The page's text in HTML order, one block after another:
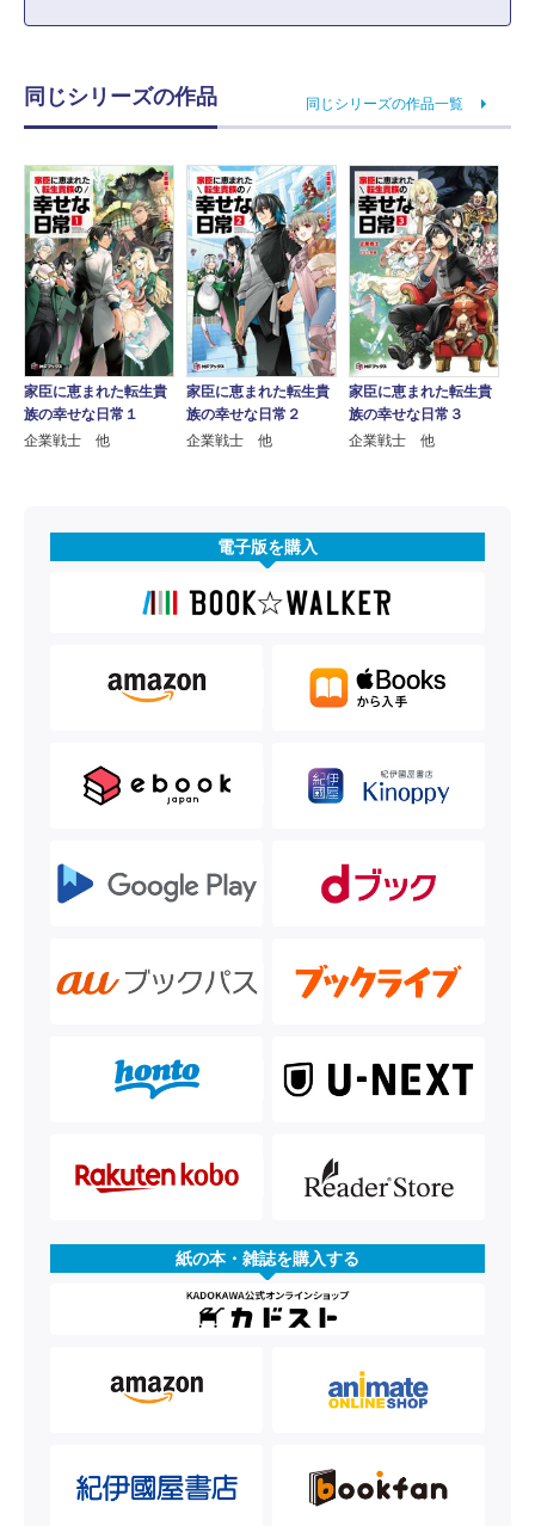
同じシリーズの作品 同じシリーズの作品一覧
家臣に恵まれた転生貴
族の幸せな日常１
企業戦士 他
家臣に恵まれた転生貴
族の幸せな日常２
企業戦士 他
家臣に恵まれた転生貴
族の幸せな日常３
企業戦士 他
電子版を購入
紙の本・雑誌を購入する